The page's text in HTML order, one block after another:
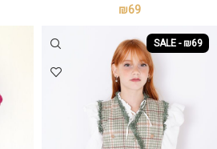
₪69
SALE - ₪69